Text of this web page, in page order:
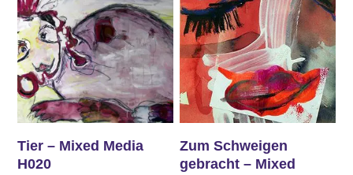
Tier – Mixed Media
H020
Zum Schweigen
gebracht – Mixed